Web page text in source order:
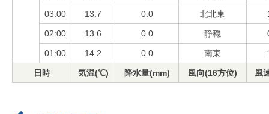
03:00 13.7 0.0 北北東
02:00 13.6 0.0 静穏
01:00 14.2 0.0 南東
日時 気温(℃) 降水量(mm) 風向(16方位) 風